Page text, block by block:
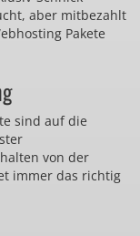
aber mitbezahlt
Pakete
sind auf die
von der
immer das richtig